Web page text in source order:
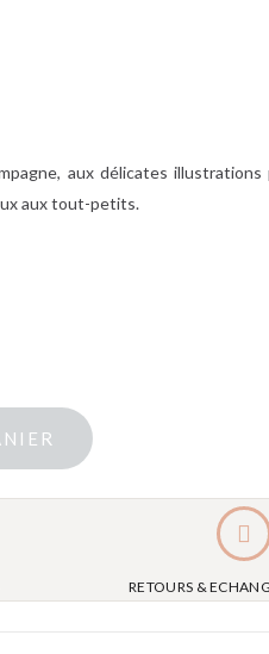
aux délicates
aux tout-petits.
RETOURS &